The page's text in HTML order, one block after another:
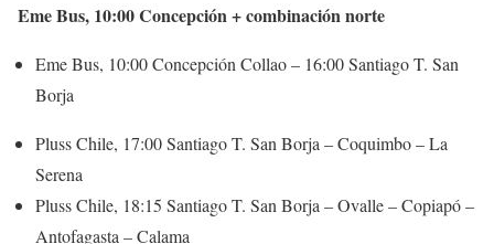
Eme Bus, 10:00 Concepción + combinación norte
Eme Bus, 10:00 Concepción Collao – 16:00 Santiago T. San
Borja
Pluss Chile, 17:00 Santiago T. San Borja – Coquimbo – La
Serena
Pluss Chile, 18:15 Santiago T. San Borja – Ovalle – Copiapó –
Antofagasta – Calama